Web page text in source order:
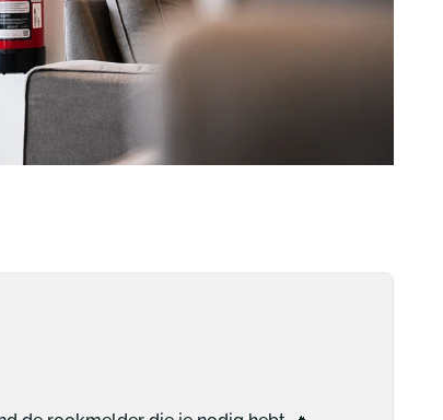
Start keuzehulp
Start keuzehulp
voor jouw